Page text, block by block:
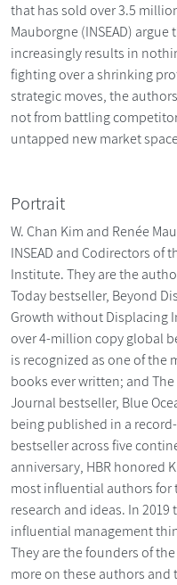
that has sold over 3.5
Mauborgne (INSEAD)
increasingly results in
fighting over a shrinking
strategic moves, the
not from battling
untapped new market
Portrait
W. Chan Kim and Renée
INSEAD and Codirectors of
Institute. They are the
Today bestseller, Beyond
Growth without Displacing
over 4-million copy global
is recognized as one of the
books ever written; and The
Journal bestseller, Blue
being published in a
bestseller across five
anniversary, HBR honored
most influential authors
research and ideas. In
influential management
They are the founders of
more on these authors and